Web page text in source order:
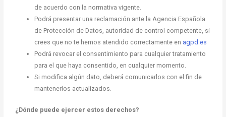
de acuerdo con la normativa vigente.
Podrá presentar una reclamación ante la Agencia Española
de Protección de Datos, autoridad de control competente, si
crees que no te hemos atendido correctamente en agpd.es
Podrá revocar el consentimiento para cualquier tratamiento
para el que haya consentido, en cualquier momento.
Si modifica algún dato, deberá comunicarlos con el fin de
mantenerlos actualizados.
¿Dónde puede ejercer estos derechos?